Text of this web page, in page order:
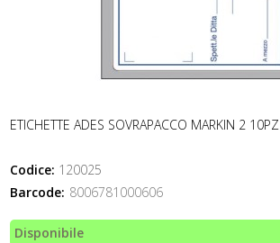
ETICHETTE ADES SOVRAPACCO MARKIN 2 10PZ
Codice: 120025
Barcode: 8006781000606
Disponibile